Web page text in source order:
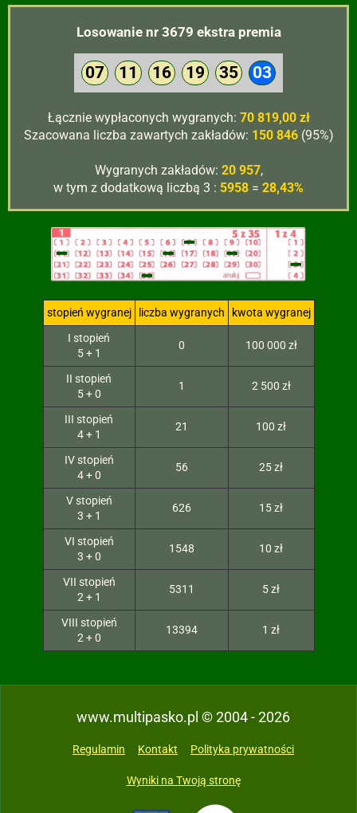
Losowanie nr 3679 ekstra premia
07 11 16 19 35 03
Łącznie wypłaconych wygranych: 70 819,00 zł
Szacowana liczba zawartych zakładów: 150 846(95%)
Wygranych zakładów: 20 957,
w tym z dodatkową liczbą 3 : 5958 = 28,43%
stopień wygranej liczba wygranych
kwota wygranej
I stopień
5 + 1
0 100 000 zł
II stopień
5 + 0
1 2 500 zł
III stopień
4 + 1
21 100 zł
IV stopień
4 + 0
56 25 zł
V stopień
3 + 1
626 15 zł
VI stopień
3 + 0
1548 10 zł
VII stopień
2 + 1
5311 5 zł
VIII stopień
2 + 0
13394 1 zł
www.multipasko.pl © 2004 - 2026
Regulamin Kontakt Polityka prywatności
Wyniki na Twoją stronę